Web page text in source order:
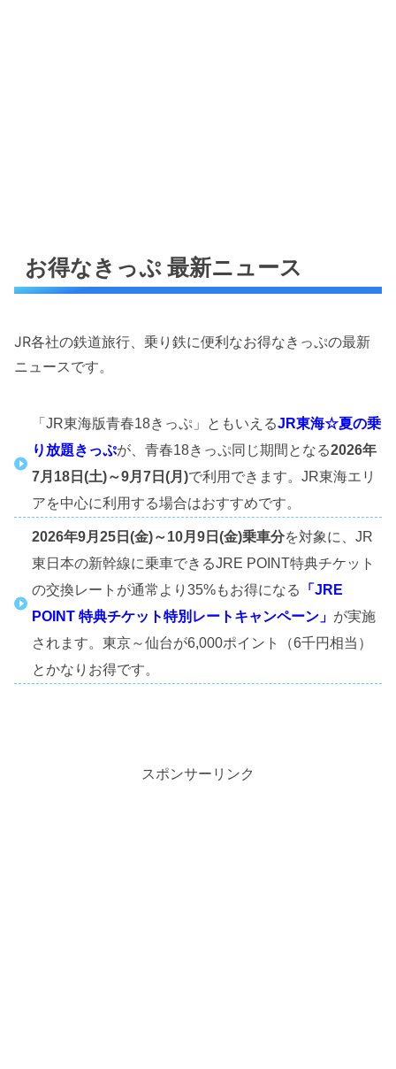
お得なきっぷ 最新ニュース
JR各社の鉄道旅行、乗り鉄に便利なお得なきっぷの最新
ニュースです。
「JR東海版青春18きっぷ」ともいえるJR東海☆夏の乗
り放題きっぷが、青春18きっぷ同じ期間となる2026年
7月18日(土)～9月7日(月)で利用できます。JR東海エリ
アを中心に利用する場合はおすすめです。
2026年9月25日(金)～10月9日(金)乗車分を対象に、JR
東日本の新幹線に乗車できるJRE POINT特典チケット
の交換レートが通常より35%もお得になる
「JRE
POINT 特典チケット特別レートキャンペーン」 が実施
されます。東京～仙台が6,000ポイント（6千円相当）
とかなりお得です。
スポンサーリンク